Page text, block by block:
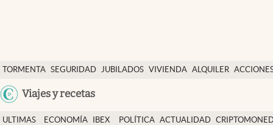
TORMENTA SEGURIDAD JUBILADOS VIVIENDA ALQUILER
Viajes y recetas
Economía y finanzas
Política
Actualidad
ULTIMAS
ECONOMÍA
IBEX
POLÍTICA ACTUALIDAD